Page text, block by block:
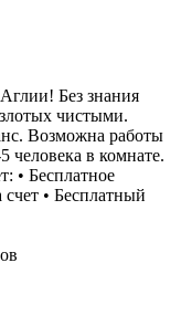
Без знания
чистыми.
Возможна работы
человека в комнате.
• Бесплатное
счет • Бесплатный